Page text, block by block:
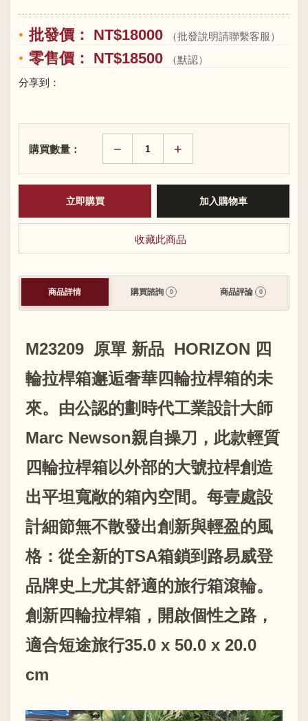
批發價： NT$18000 （批發說明請聯繫客服）
零售價： NT$18500
（默認）
分享到：
購買數量： +
−
收藏此商品
商品詳情 購買諮詢 0 商品評論 0
M23209 原單 新品 HORIZON 四
輪拉桿箱邂逅奢華四輪拉桿箱的未
來。由公認的劃時代工業設計大師
Marc Newson親自操刀，此款輕質
四輪拉桿箱以外部的大號拉桿創造
出平坦寬敞的箱內空間。每壹處設
計細節無不散發出創新與輕盈的風
格：從全新的TSA箱鎖到路易威登
品牌史上尤其舒適的旅行箱滾輪。
創新四輪拉桿箱，開啟個性之路，
適合短途旅行35.0 x 50.0 x 20.0
cm